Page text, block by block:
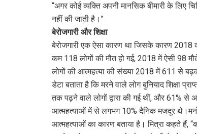
“अगर कोई व्यक्ति अपनी मानसिक बीमारी के लिए
नहीं की जाती है।”
बेरोजगारी और शिक्षा
बेरोजगारी एक ऐसा कारण था जिसके कारण
कम 118 लोगों की मौत हो गई, 2018 में ऐसी 98
लोगों की आत्महत्या की संख्या 2018 में 611 से
डेटा बताता है कि मरने वाले लोग बुनियाद शिक्षा
तक पढ़ने वाले लोगों द्वारा की गई थीं, और 61%
आत्महत्याओं में से लगभग 10% दैनिक मजदूर
आत्महत्याओं का कारण बताया है। मित्रा कहते हैं,